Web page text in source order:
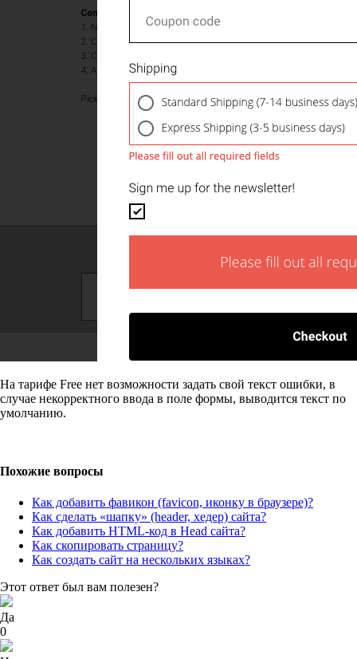
На тарифе Free нет возможности задать свой текст ошибки, в
случае некорректного ввода в поле формы, выводится текст по
умолчанию.
Похожие вопросы
Как добавить фавикон (favicon, иконку в браузере)?
Как сделать «шапку» (header, хедер) сайта?
Как добавить HTML-код в Head сайта?
Как скопировать страницу?
Как создать сайт на нескольких языках?
Этот ответ был вам полезен?
Да
0